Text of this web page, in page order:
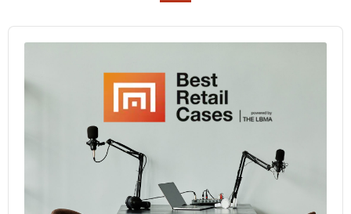
Audio
Player